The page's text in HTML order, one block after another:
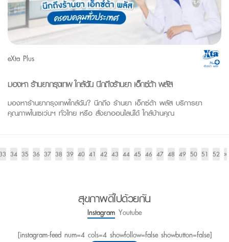
eXta Plus
มองหา ร้านยากรุงเทพ ใกล้ฉัน นึกถึงร้านยา เอ็กซ์ต้า พลัส
มองหาร้านยากรุงเทพใกล้ฉัน? นึกถึง ร้านยา เอ็กซ์ต้า พลัส บริการยา
คุณภาพในเซเว่นฯ ทั่วไทย หรือ สั่งยาออนไลน์ได้ ใกล้บ้านคุณ
34 35 36 37 38 39 40 41 42 43 44 45 46 47 48 49 50 51 52 »
สุขภาพดีไปด้วยกัน
Instagram Youtube
[instagram-feed num=4 cols=4 showfollow=false showbutton=false]